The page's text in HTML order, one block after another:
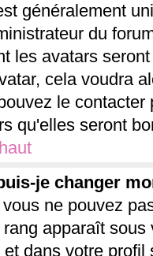
généralement
du
les avatars
cela voudra
le
qu'elles seront
je changer
ne pouvez
apparaît
dans votre